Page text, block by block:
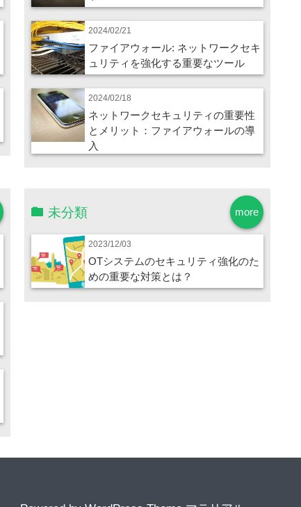
2024/02/21
ファイアウォール: ネットワークセキ
ュリティを強化する重要なツール
2024/02/18
ネットワークセキュリティの重要性
とメリット：ファイアウォールの導
入
more
未分類
2023/12/03
OTシステムのセキュリティ強化のた
めの重要な対策とは？